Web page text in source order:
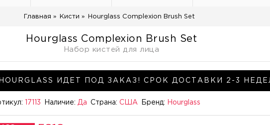
Главная Кисти Hourglass Complexion Brush Set
Hourglass Complexion Brush Set
Набор кистей для лица
HOURGLASS ИДЕТ ПОД ЗАКАЗ! СРОК ДОСТАВКИ 2-3
17113 Наличие: Да Страна:США Бренд: Hourglass